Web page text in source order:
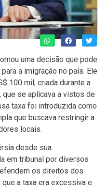
uma decisão que pode
a imigração no país. Ele
100 mil, criada durante a
que se aplicava a vistos de
taxa foi introduzida como
que buscava restringir a
locais.
desde sua
em tribunal por diversos
os direitos dos
a taxa era excessiva e